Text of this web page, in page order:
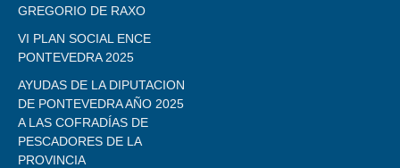
GREGORIO DE RAXO
VI PLAN SOCIAL ENCE
PONTEVEDRA 2025
AYUDAS DE LA DIPUTACION
DE PONTEVEDRA AÑO 2025
A LAS COFRADÍAS DE
PESCADORES DE LA
PROVINCIA